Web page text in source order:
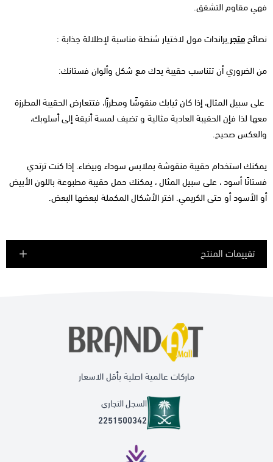
فهي مقاوم التشقق.
نصائحمتجر براندات مول لاختيار شنطة مناسبة لإطلالة جذابة :
من الضروري أن تتناسب حقيبة يدك مع شكل وألوان فستانك:
على سبيل المثال، إذا كان ثيابك منقوشًا ومطرزًا، فتتعارض الحقيبة المطرزة
معها لذا فإن الحقيبة العادية مثالية و تضيف لمسة أنيقة إلى أسلوبك،
والعكس صحيح.
يمكنك استخدام حقيبة منقوشة بملابس سوداء وبيضاء. إذا كنت ترتدي
فستانًا أسود ، على سبيل المثال ، يمكنك حمل حقيبة مطبوعة باللون الأبيض
أو الأسود أو حتى الكريمي. اختر الأشكال المكملة لبعضها البعض.
تقييمات المنتج
ماركات عالمية اصلية بأقل الاسعار
السجل التجاري
2251500342